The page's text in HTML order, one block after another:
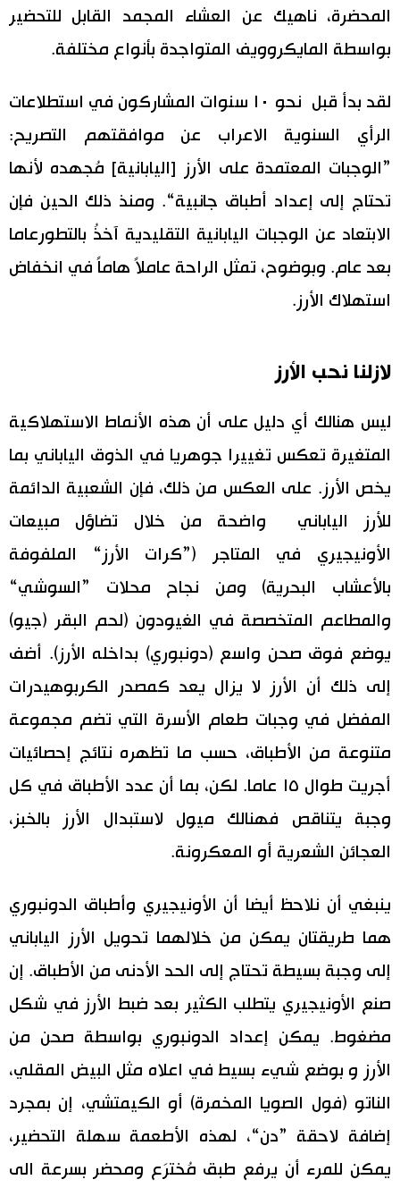
المحضرة، ناهيك عن العشاء المجمد القابل للتحضير
بواسطة المايكروويف المتواجدة بأنواع مختلفة.
لقد بدأ قبل نحو ١٠ سنوات المشاركون في استطلاعات
الرأي السنوية الاعراب عن موافقتهم التصريح:
”الوجبات المعتمدة على الأرز [اليابانية] مُجهده لأنها
تحتاج إلى إعداد أطباق جانبية“. ومنذ ذلك الحين فإن
الابتعاد عن الوجبات اليابانية التقليدية آخذُ بالتطورعاما
بعد عام. وبوضوح، تمثل الراحة عاملاً هاماً في انخفاض
استهلاك الأرز.
لازلنا نحب الأرز
ليس هنالك أي دليل على أن هذه الأنماط الاستهلاكية
المتغيرة تعكس تغييرا جوهريا في الذوق الياباني بما
يخص الأرز. على العكس من ذلك، فإن الشعبية الدائمة
للأرز الياباني واضحة من خلال تضاؤل مبيعات
الأونيجيري في المتاجر (”كرات الأرز“ الملفوفة
بالأعشاب البحرية) ومن نجاح محلات ”السوشي“
والمطاعم المتخصصة في الغيودون (لحم البقر (جيو)
يوضع فوق صحن واسع (دونبوري) بداخله الأرز). أضف
إلى ذلك أن الأرز لا يزال يعد كمصدر الكربوهيدرات
المفضل في وجبات طعام الأسرة التي تضم مجموعة
متنوعة من الأطباق، حسب ما تظهره نتائج إحصائيات
أجريت طوال ١٥ عاما. لكن، بما أن عدد الأطباق في كل
وجبة يتناقص فهنالك ميول لاستبدال الأرز بالخبز،
العجائن الشعرية أو المعكرونة.
ينبغي أن نلاحظ أيضا أن الأونيجيري وأطباق الدونبوري
هما طريقتان يمكن من خلالهما تحويل الأرز الياباني
إلى وجبة بسيطة تحتاج إلى الحد الأدنى من الأطباق. إن
صنع الأونيجيري يتطلب الكثير بعد ضبط الأرز في شكل
مضغوط. يمكن إعداد الدونبوري بواسطة صحن من
الأرز و بوضع شيء بسيط في اعلاه مثل البيض المقلي،
الناتو (فول الصويا المخمرة) أو الكيمتشي، إن بمجرد
إضافة لاحقة ”دن“، لهذه الأطعمة سهلة التحضير،
يمكن للمرء أن يرفع طبق مُخترَع ومحضر بسرعة الى